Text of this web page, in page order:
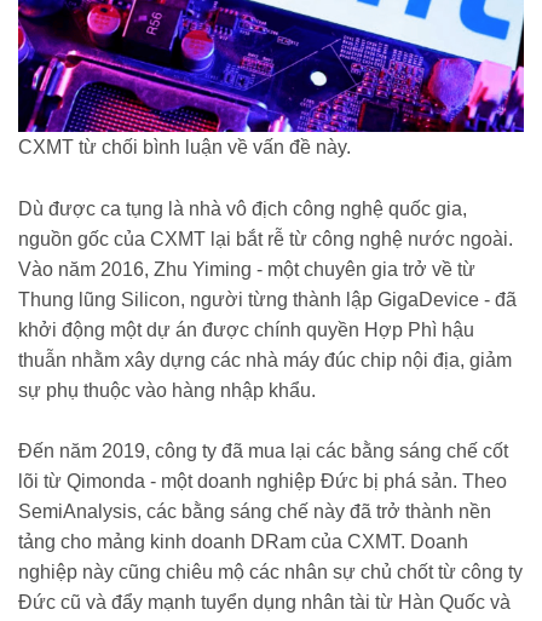
CXMT từ chối bình luận về vấn đề này.
Dù được ca tụng là nhà vô địch công nghệ quốc gia,
nguồn gốc của CXMT lại bắt rễ từ công nghệ nước ngoài.
Vào năm 2016, Zhu Yiming - một chuyên gia trở về từ
Thung lũng Silicon, người từng thành lập GigaDevice - đã
khởi động một dự án được chính quyền Hợp Phì hậu
thuẫn nhằm xây dựng các nhà máy đúc chip nội địa, giảm
sự phụ thuộc vào hàng nhập khẩu.
Đến năm 2019, công ty đã mua lại các bằng sáng chế cốt
lõi từ Qimonda - một doanh nghiệp Đức bị phá sản. Theo
SemiAnalysis, các bằng sáng chế này đã trở thành nền
tảng cho mảng kinh doanh DRam của CXMT. Doanh
nghiệp này cũng chiêu mộ các nhân sự chủ chốt từ công ty
Đức cũ và đẩy mạnh tuyển dụng nhân tài từ Hàn Quốc và